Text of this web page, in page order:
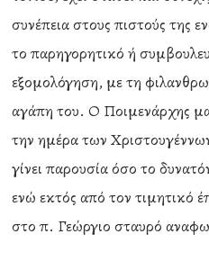
συνέπεια στους πιστούς της
το παρηγορητικό ή
εξομολόγηση, με τη
αγάπη του. Ο Ποιμενάρχης
την ημέρα των
γίνει παρουσία όσο το
ενώ εκτός από τον τιμητικό
στο π. Γεώργιο σταυρό